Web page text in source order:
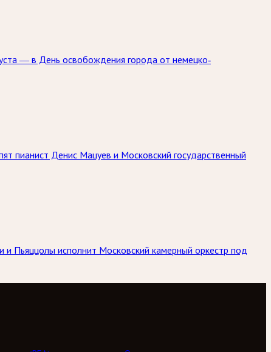
— в День освобождения города от немецко-
пианист Денис Мацуев и Московский государственный
и Пьяццолы исполнит Московский камерный оркестр под